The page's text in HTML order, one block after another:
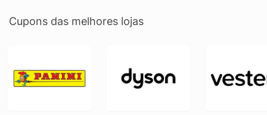
Cupons das melhores lojas